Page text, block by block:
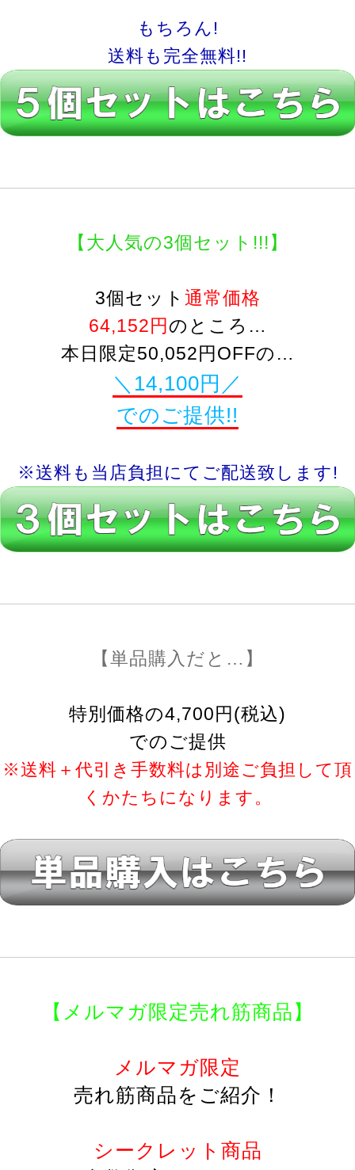
もちろん!
送料も完全無料!!
【大人気の3個セット!!!】
3個セット 通常価格
64,152円のところ…
本日限定50,052円OFFの…
＼14,100円／
でのご提供!!
※送料も当店負担にてご配送致します!
【単品購入だと…】
特別価格の4,700円(税込)
でのご提供
※送料＋代引き手数料は別途ご負担して頂
くかたちになります。
【メルマガ限定売れ筋商品】
メルマガ限定
売れ筋商品をご紹介！
シークレット商品